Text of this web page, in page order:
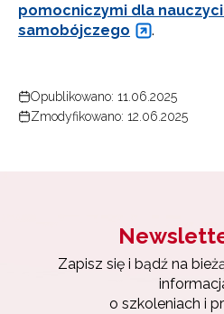
pomocniczymi dla
samobójczego
.
Opublikowano: 11.06.2025
Zmodyfikowano: 12.06.2025
Zapisz się i bądź na
o szkoleniach i